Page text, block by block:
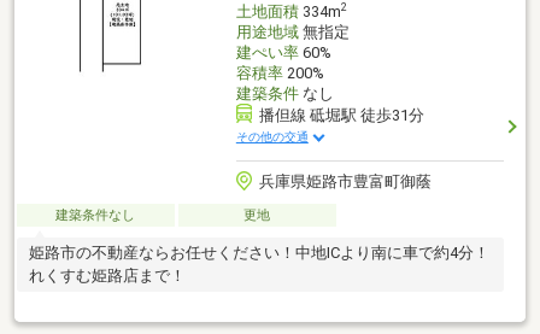
土地面積334m2
用途地域無指定
建ぺい率60%
容積率200%
建築条件なし
播但線 砥堀駅 徒歩31分
その他の交通
兵庫県姫路市豊富町御蔭
建築条件なし 更地
姫路市の不動産ならお任せください！中地ICより南に車で約4分！
れくすむ姫路店まで！